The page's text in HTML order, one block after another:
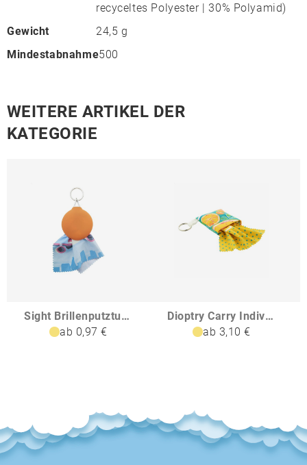
recyceltes Polyester | 30% Polyamid)
Gewicht
24,5 g
Mindestabnahme500
WEITERE ARTIKEL DER
KATEGORIE
Sight Brillenputztuch
ab 0,97 €
Dioptry Carry Individuelles Brillenputztuch
ab 3,10 €